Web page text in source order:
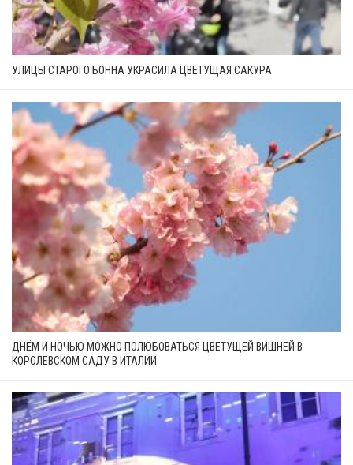
УЛИЦЫ СТАРОГО БОННА УКРАСИЛА ЦВЕТУЩАЯ САКУРА
ДНЁМ И НОЧЬЮ МОЖНО ПОЛЮБОВАТЬСЯ ЦВЕТУЩЕЙ ВИШНЕЙ В
КОРОЛЕВСКОМ САДУ В ИТАЛИИ